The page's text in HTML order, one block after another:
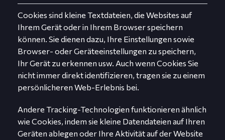
Cookies sind kleine Textdateien, die Websites auf
Ihrem Gerät oder in Ihrem Browser speichern
können. Sie dienen dazu, Ihre Einstellungen sowie
Browser- oder Geräteeinstellungen zu speichern,
Ihr Gerät zu erkennen usw. Auch wenn Cookies Sie
nicht immer direkt identifizieren, tragen sie zu einem
persönlicheren Web-Erlebnis bei.
Andere Tracking-Technologien funktionieren ähnlich
wie Cookies, indem sie kleine Datendateien auf Ihren
Geräten ablegen oder Ihre Aktivität auf der Website